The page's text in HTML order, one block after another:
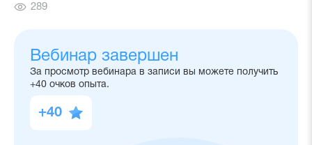
Количество
289
Вебинар завершен
За просмотр вебинара в записи вы можете получить
+40 очков опыта.
+40